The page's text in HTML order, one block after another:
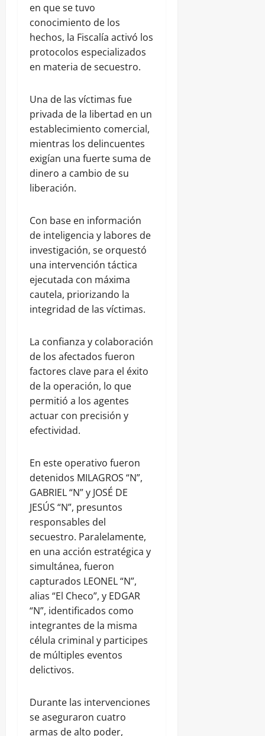
en que se tuvo
conocimiento de los
hechos, la Fiscalía activó los
protocolos especializados
en materia de secuestro.
Una de las víctimas fue
privada de la libertad en un
establecimiento comercial,
mientras los delincuentes
exigían una fuerte suma de
dinero a cambio de su
liberación.
Con base en información
de inteligencia y labores de
investigación, se orquestó
una intervención táctica
ejecutada con máxima
cautela, priorizando la
integridad de las víctimas.
La confianza y colaboración
de los afectados fueron
factores clave para el éxito
de la operación, lo que
permitió a los agentes
actuar con precisión y
efectividad.
En este operativo fueron
detenidos MILAGROS “N”,
GABRIEL “N” y JOSÉ DE
JESÚS “N”, presuntos
responsables del
secuestro. Paralelamente,
en una acción estratégica y
simultánea, fueron
capturados LEONEL “N”,
alias “El Checo”, y EDGAR
“N”, identificados como
integrantes de la misma
célula criminal y participes
de múltiples eventos
delictivos.
Durante las intervenciones
se aseguraron cuatro
armas de alto poder,